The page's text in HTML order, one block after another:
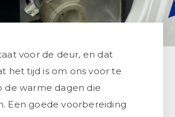
voor de deur, en dat
het tijd is om ons voor te
de warme dagen die
Een goede voorbereiding